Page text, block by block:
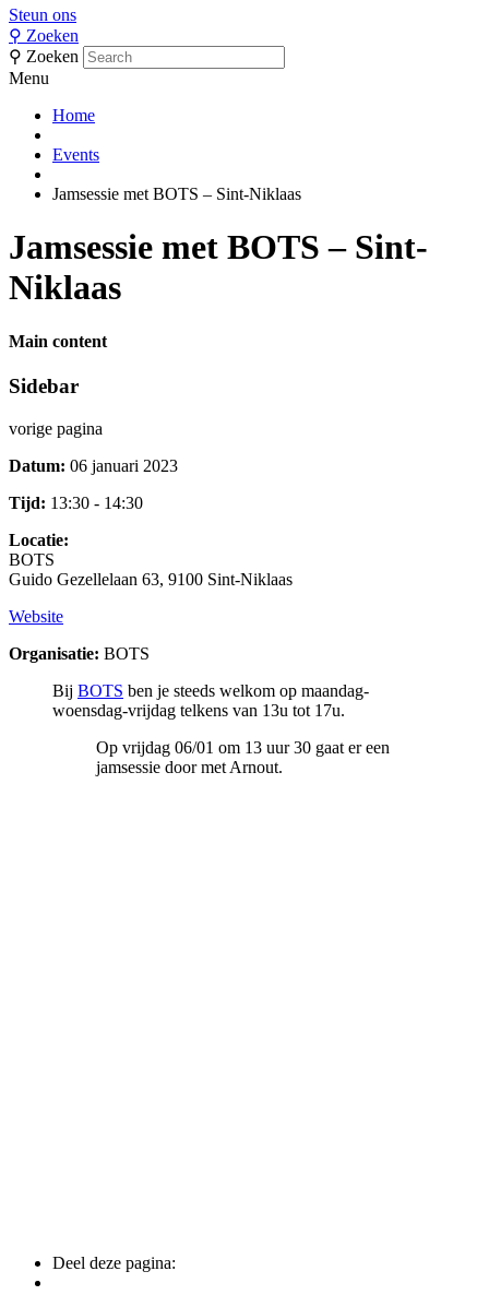
Steun ons
⚲ Zoeken
⚲ Zoeken
Menu
Home
Events
Jamsessie met BOTS – Sint-Niklaas
Jamsessie met BOTS – Sint-
Niklaas
Main content
Sidebar
vorige pagina
Datum: 06 januari 2023
Tijd: 13:30 - 14:30
Locatie:
BOTS
Guido Gezellelaan 63, 9100 Sint-Niklaas
Website
Organisatie: BOTS
Bij BOTS ben je steeds welkom op maandag-
woensdag-vrijdag telkens van 13u tot 17u.
Op vrijdag 06/01 om 13 uur 30 gaat er een
jamsessie door met Arnout.
Deel deze pagina: